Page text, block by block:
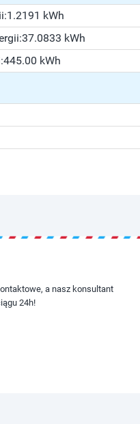
1.2191 kWh
37.0833 kWh
445.00 kWh
a nasz konsultant
24h!